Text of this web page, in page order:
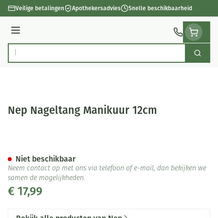
Ga naar de inhoud
Veilige betalingen Apothekersadvies Snelle beschikbaarheid
Menu
Product, merk, categorie... Zoek
Nep Nageltang Manikuur 12cm
€ 17,99
Niet beschikbaar
Neem contact op met ons via telefoon of e-mail, dan bekijken we
samen de mogelijkheden.